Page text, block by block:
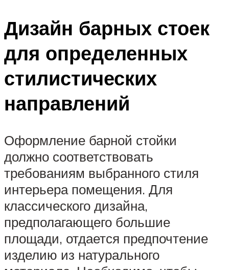
Дизайн барных стоек
для определенных
стилистических
направлений
Оформление барной стойки
должно соответствовать
требованиям выбранного стиля
интерьера помещения. Для
классического дизайна,
предполагающего большие
площади, отдается предпочтение
изделию из натурального